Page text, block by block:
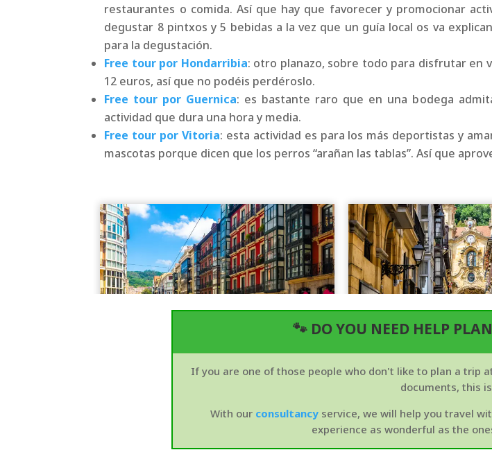
restaurantes o comida. Así que hay que favorecer y promocionar
degustar 8 pintxos y 5 bebidas a la vez que un guía local os va
para la degustación.
Free tour por Hondarribia: otro planazo, sobre todo para disfrutar en
12 euros, así que no podéis perdéroslo.
Free tour por Guernica: es bastante raro que en una bodega
actividad que dura una hora y media.
Free tour por Vitoria: esta actividad es para los más deportistas y
mascotas porque dicen que los perros “arañan las tablas”. Así que
🐾 DO YOU NEED HELP
If you are one of those people who don't like to plan a trip
documents, this
With our consultancy service, we will help you travel
experience as wonderful as the